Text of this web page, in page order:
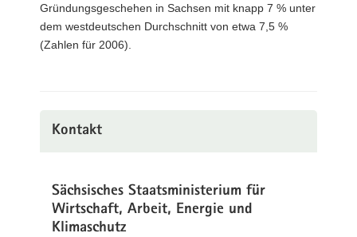
Gründungsgeschehen in Sachsen mit knapp 7 % unter
dem westdeutschen Durchschnitt von etwa 7,5 %
(Zahlen für 2006).
Kontakt
Sächsisches Staatsministerium für
Wirtschaft, Arbeit, Energie und
Klimaschutz